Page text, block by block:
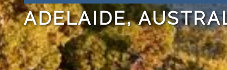
ADELAIDE,